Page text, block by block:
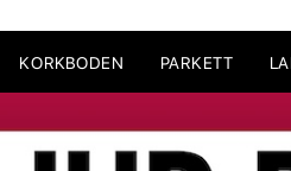
KORKBODEN PARKETT